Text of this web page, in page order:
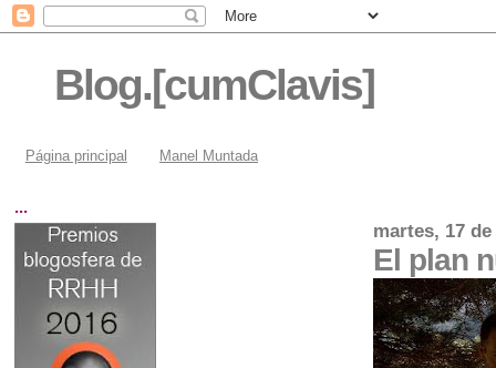
Blog.[cumClavis]
Página principal Manel Muntada
martes, 17
El plan
...